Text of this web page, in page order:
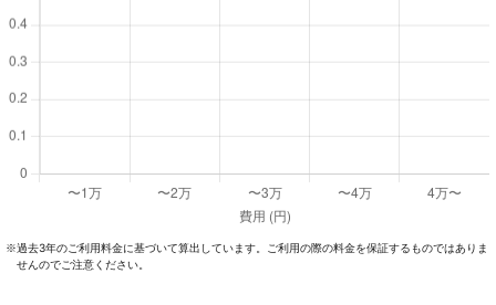
※過去3年のご利⽤料⾦に基づいて算出しています。ご利⽤の際の料⾦を保証するものではありま
せんのでご注意ください。